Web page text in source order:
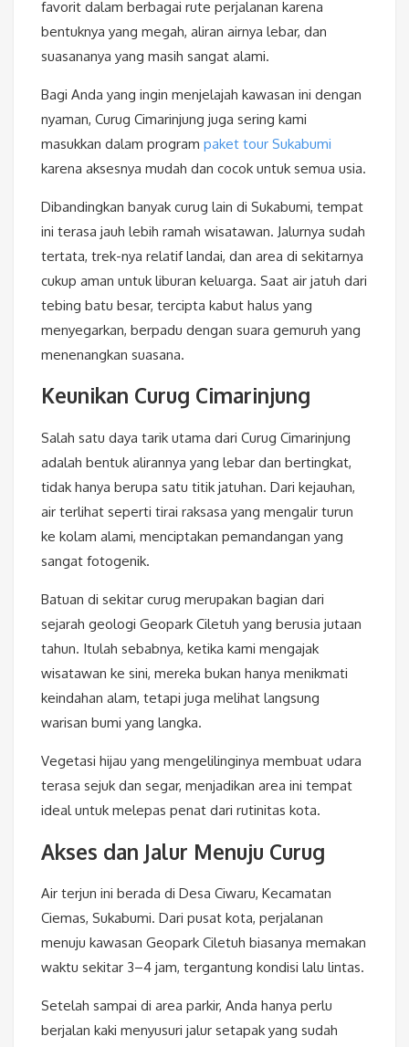
favorit dalam berbagai rute perjalanan karena
bentuknya yang megah, aliran airnya lebar, dan
suasananya yang masih sangat alami.
Bagi Anda yang ingin menjelajah kawasan ini dengan
nyaman, Curug Cimarinjung juga sering kami
masukkan dalam program paket tour Sukabumi
karena aksesnya mudah dan cocok untuk semua usia.
Dibandingkan banyak curug lain di Sukabumi, tempat
ini terasa jauh lebih ramah wisatawan. Jalurnya sudah
tertata, trek-nya relatif landai, dan area di sekitarnya
cukup aman untuk liburan keluarga. Saat air jatuh dari
tebing batu besar, tercipta kabut halus yang
menyegarkan, berpadu dengan suara gemuruh yang
menenangkan suasana.
Keunikan Curug Cimarinjung
Salah satu daya tarik utama dari Curug Cimarinjung
adalah bentuk alirannya yang lebar dan bertingkat,
tidak hanya berupa satu titik jatuhan. Dari kejauhan,
air terlihat seperti tirai raksasa yang mengalir turun
ke kolam alami, menciptakan pemandangan yang
sangat fotogenik.
Batuan di sekitar curug merupakan bagian dari
sejarah geologi Geopark Ciletuh yang berusia jutaan
tahun. Itulah sebabnya, ketika kami mengajak
wisatawan ke sini, mereka bukan hanya menikmati
keindahan alam, tetapi juga melihat langsung
warisan bumi yang langka.
Vegetasi hijau yang mengelilinginya membuat udara
terasa sejuk dan segar, menjadikan area ini tempat
ideal untuk melepas penat dari rutinitas kota.
Akses dan Jalur Menuju Curug
Air terjun ini berada di Desa Ciwaru, Kecamatan
Ciemas, Sukabumi. Dari pusat kota, perjalanan
menuju kawasan Geopark Ciletuh biasanya memakan
waktu sekitar 3–4 jam, tergantung kondisi lalu lintas.
Setelah sampai di area parkir, Anda hanya perlu
berjalan kaki menyusuri jalur setapak yang sudah